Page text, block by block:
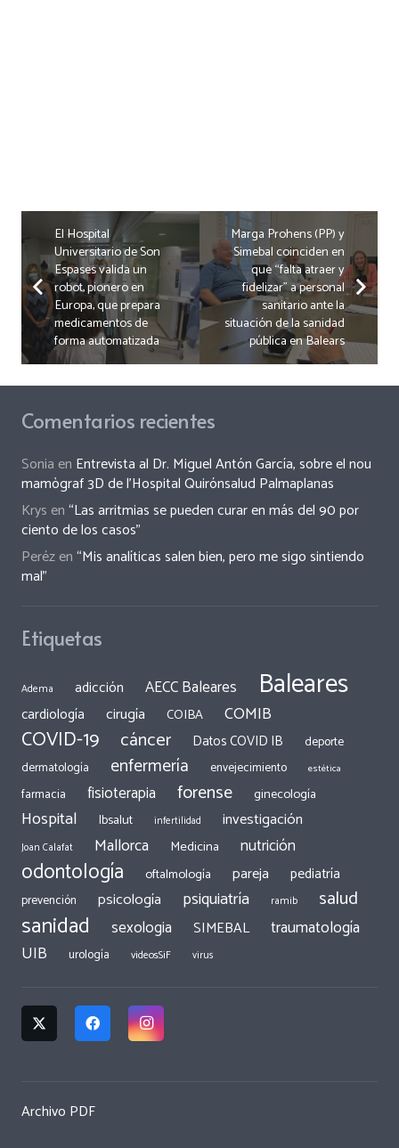
El Hospital
Universitario de Son
Espases valida un
robot, pionero en
Europa, que prepara
medicamentos de
forma automatizada
Marga Prohens (PP) y
Simebal coinciden en
que “falta atraer y
fidelizar” a personal
sanitario ante la
situación de la sanidad
pública en Balears
Comentarios recientes
Sonia en Entrevista al Dr. Miguel Antón García, sobre el nou
mamògraf 3D de l’Hospital Quirónsalud Palmaplanas
Krys en“Las arritmias se pueden curar en más del 90 por
ciento de los casos”
Perézen“Mis analíticas salen bien, pero me sigo sintiendo
mal”
Etiquetas
Adema adicción AECC Baleares Baleares
cardiología cirugía COIBA COMIB
COVID-19 cáncer Datos COVID IB
deporte
dermatología
enfermería envejecimiento estética
farmacia fisioterapia forense ginecología
Hospital Ibsalut infertilidad investigación
Joan Calafat Mallorca Medicina nutrición
odontología oftalmología pareja pediatría
prevención psicología psiquiatría ramib salud
sanidad sexologia SIMEBAL traumatología
UIB urología videosSiF virus
Archivo PDF